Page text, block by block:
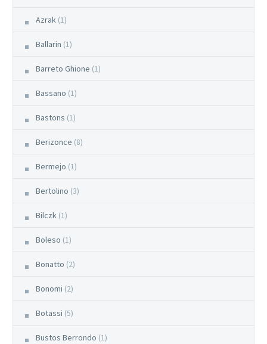
Azrak (1)
Ballarin (1)
Barreto Ghione (1)
Bassano (1)
Bastons (1)
Berizonce (8)
Bermejo (1)
Bertolino (3)
Bilczk (1)
Boleso (1)
Bonatto (2)
Bonomi (2)
Botassi (5)
Bustos Berrondo (1)